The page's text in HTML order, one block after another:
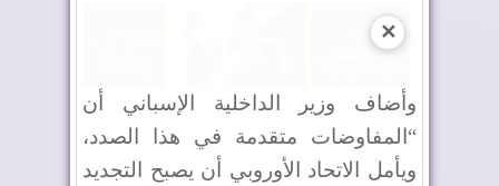
✕
وأضاف وزير الداخلية الإسباني أن
“المفاوضات متقدمة في هذا الصدد،
ويأمل الاتحاد الأوروبي أن يصبح التجديد